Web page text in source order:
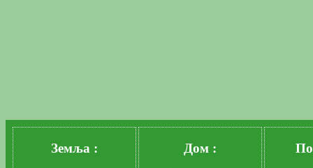
Земља : Дом :